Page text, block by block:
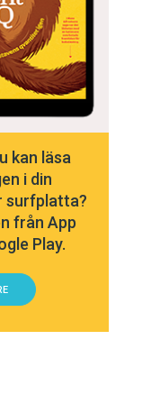
kan läsa
i din
surfplatta?
från App
Play.